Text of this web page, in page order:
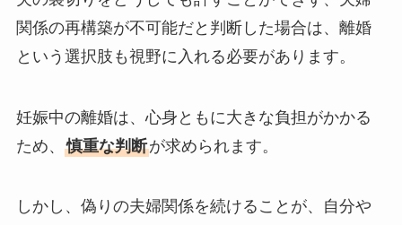
関係の再構築が不可能だと判断した場合は、離婚
という選択肢も視野に入れる必要があります。
妊娠中の離婚は、心身ともに大きな負担がかかる
ため、 慎重な判断が求められます。
しかし、偽りの夫婦関係を続けることが、自分や